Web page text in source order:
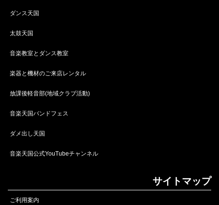
ダンス天国
太鼓天国
音楽教室とダンス教室
楽器と機材のご来店レンタル
放課後軽音部(地域クラブ活動)
音楽天国バンドフェス
ダメ出し天国
音楽天国公式YouTubeチャンネル
サイトマップ
ご利用案内